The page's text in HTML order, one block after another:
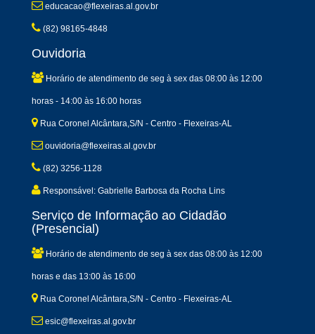
educacao@flexeiras.al.gov.br
(82) 98165-4848
Ouvidoria
Horário de atendimento de seg à sex das 08:00 às 12:00
horas - 14:00 às 16:00 horas
Rua Coronel Alcântara,S/N - Centro - Flexeiras-AL
ouvidoria@flexeiras.al.gov.br
(82) 3256-1128
Responsável: Gabrielle Barbosa da Rocha Lins
Serviço de Informação ao Cidadão
(Presencial)
Horário de atendimento de seg à sex das 08:00 às 12:00
horas e das 13:00 às 16:00
Rua Coronel Alcântara,S/N - Centro - Flexeiras-AL
esic@flexeiras.al.gov.br